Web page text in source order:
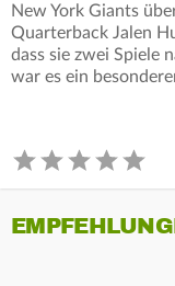
New York Giants
Quarterback Jalen
dass sie zwei Spiele
war es ein